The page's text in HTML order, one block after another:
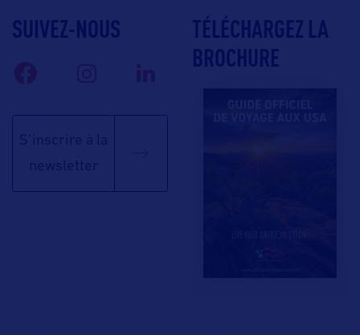
SUIVEZ-NOUS
S'inscrire à la
newsletter
TÉLÉCHARGEZ LA
BROCHURE